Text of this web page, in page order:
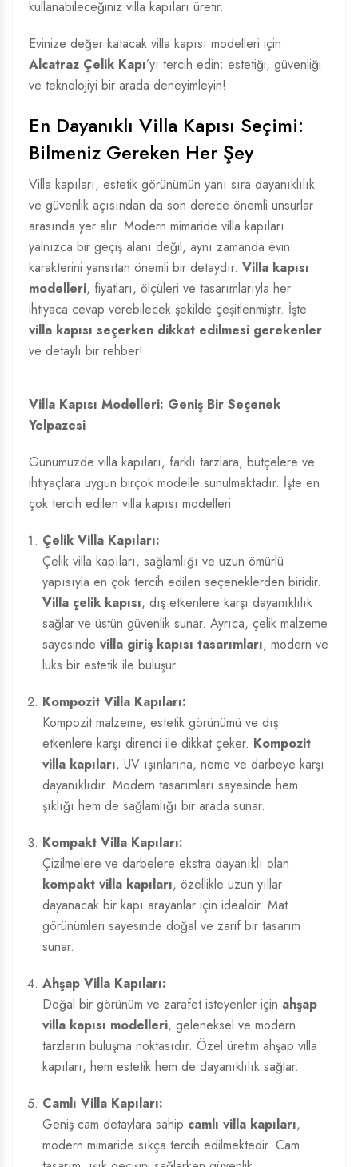
kullanabileceğiniz villa kapıları üretir.
Evinize değer katacak villa kapısı modelleri için
Alcatraz Çelik Kapı’yı tercih edin; estetiği, güvenliği
ve teknolojiyi bir arada deneyimleyin!
En Dayanıklı Villa Kapısı Seçimi:
Bilmeniz Gereken Her Şey
Villa kapıları, estetik görünümün yanı sıra dayanıklılık
ve güvenlik açısından da son derece önemli unsurlar
arasında yer alır. Modern mimaride villa kapıları
yalnızca bir geçiş alanı değil, aynı zamanda evin
karakterini yansıtan önemli bir detaydır. Villa kapısı
modelleri, fiyatları, ölçüleri ve tasarımlarıyla her
ihtiyaca cevap verebilecek şekilde çeşitlenmiştir. İşte
villa kapısı seçerken dikkat edilmesi gerekenler
ve detaylı bir rehber!
Villa Kapısı Modelleri: Geniş Bir Seçenek
Yelpazesi
Günümüzde villa kapıları, farklı tarzlara, bütçelere ve
ihtiyaçlara uygun birçok modelle sunulmaktadır. İşte en
çok tercih edilen villa kapısı modelleri:
Çelik Villa Kapıları:
Çelik villa kapıları, sağlamlığı ve uzun ömürlü
yapısıyla en çok tercih edilen seçeneklerden biridir.
Villa çelik kapısı, dış etkenlere karşı dayanıklılık
sağlar ve üstün güvenlik sunar. Ayrıca, çelik malzeme
sayesinde villa giriş kapısı tasarımları, modern ve
lüks bir estetik ile buluşur.
Kompozit Villa Kapıları:
Kompozit malzeme, estetik görünümü ve dış
etkenlere karşı direnci ile dikkat çeker. Kompozit
villa kapıları, UV ışınlarına, neme ve darbeye karşı
dayanıklıdır. Modern tasarımları sayesinde hem
şıklığı hem de sağlamlığı bir arada sunar.
Kompakt Villa Kapıları:
Çizilmelere ve darbelere ekstra dayanıklı olan
kompakt villa kapıları, özellikle uzun yıllar
dayanacak bir kapı arayanlar için idealdir. Mat
görünümleri sayesinde doğal ve zarif bir tasarım
sunar.
Ahşap Villa Kapıları:
Doğal bir görünüm ve zarafet isteyenler için ahşap
villa kapısı modelleri, geleneksel ve modern
tarzların buluşma noktasıdır. Özel üretim ahşap villa
kapıları, hem estetik hem de dayanıklılık sağlar.
Camlı Villa Kapıları:
Geniş cam detaylara sahip camlı villa kapıları,
modern mimaride sıkça tercih edilmektedir. Cam